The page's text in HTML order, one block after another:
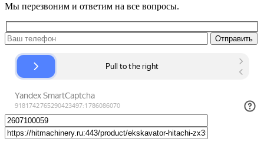
Мы перезвоним и ответим на все вопросы.